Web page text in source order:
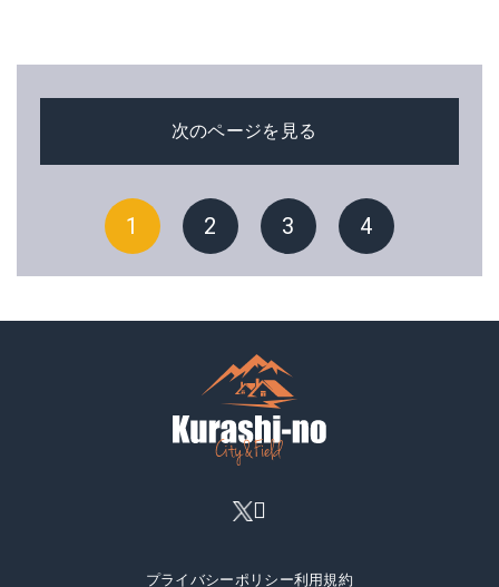
次のページを見る
1 2 3 4
プライバシーポリシー利用規約